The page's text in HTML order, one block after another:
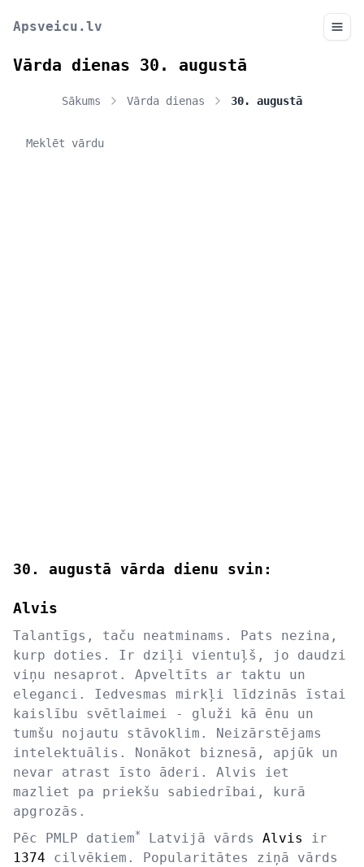
Apsveicu.lv
Vārda dienas 30. augustā
Sākums Vārda dienas 30. augustā
30. augustā vārda dienu svin:
Alvis
Talantīgs, taču neatminams. Pats nezina,
kurp doties. Ir dziļi vientuļš, jo daudzi
viņu nesaprot. Apveltīts ar taktu un
eleganci. Iedvesmas mirkļi līdzinās īstai
kaislību svētlaimei - gluži kā ēnu un
tumšu nojautu stāvoklim. Neizārstējams
intelektuālis. Nonākot biznesā, apjūk un
nevar atrast īsto āderi. Alvis iet
mazliet pa priekšu sabiedrībai, kurā
apgrozās.
Pēc PMLP datiem* Latvijā vārds Alvis
ir
1374 cilvēkiem. Popularitātes ziņā vārds